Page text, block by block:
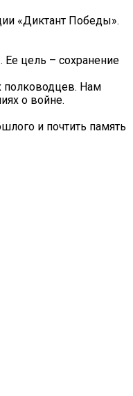
«Диктант Победы».
Ее цель – сохранение
полководцев. Нам
о войне.
и почтить память